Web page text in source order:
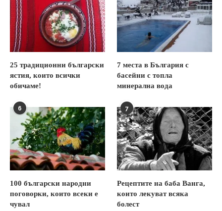
25 традиционни български
ястия, които всички
обичаме!
7 места в България с
басейни с топла
минерална вода
6
100 български народни
поговорки, които всеки е
чувал
7
Рецептите на баба Ванга,
които лекуват всяка
болест